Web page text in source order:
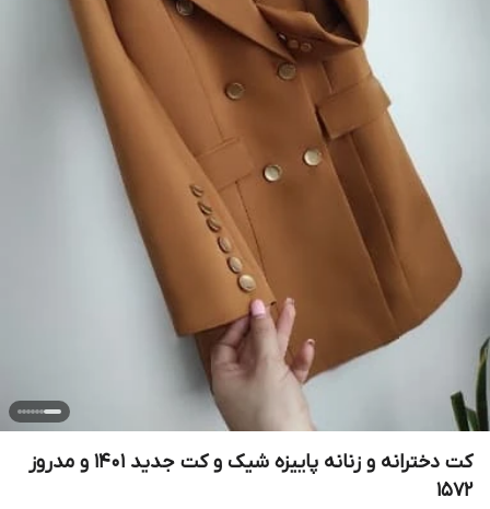
کت دخترانه و زنانه پاییزه شیک و کت جدید ۱۴۰۱ و مدروز
۱۵۷۲